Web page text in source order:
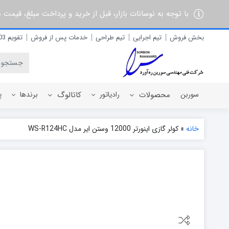
با توجه به نوسانات بازار، قبل از خرید و پرداخت مبلغ،
بخش فروش تیم اجرایی تیم طراحی خدمات پس از فروش تقویم 1403
سوربن محصولات رادیاتور کاتالوگ برندها
خانه» کولر گازی اینورتر 12000 وستن ایر مدل WS-R124HC